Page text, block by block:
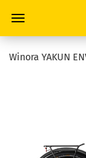
Winora YAKUN